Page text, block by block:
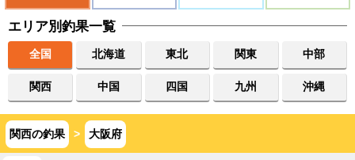
エリア別釣果一覧
全国 北海道 東北 関東 中部
関西 中国 四国 九州 沖縄
関西の釣果 > 大阪府